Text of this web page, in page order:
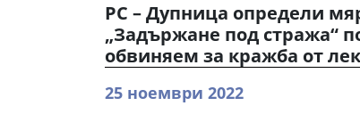
РС – Дупница определи
„Задържане под стража“
обвиняем за кражба от
25 ноември 2022